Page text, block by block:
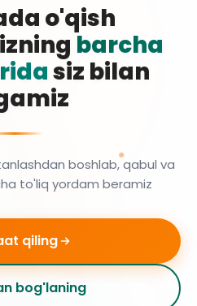
o'qish
barcha
siz bilan
boshlab, qabul va
to'liq yordam beramiz
qiling
bog'laning